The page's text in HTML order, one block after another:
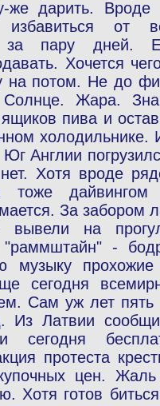
же дарить. Вроде
от
за пару дней.
Хочется
на потом. Не до
Жара.
пива и
холодильнике.
Англии
Хотя вроде
тоже
За забором
вывели на
-
музыку
сегодня
Сам уж лет пять
Из Латвии
протеста
цен.
Хотя готов